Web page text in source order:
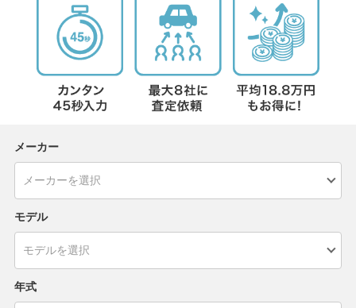
メーカー
モデル
年式